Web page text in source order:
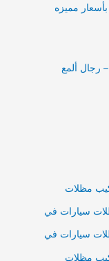
مميزه
رجال ألمع
مظلات
سيارات في
سيارات في
مظلات